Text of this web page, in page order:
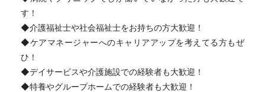
す！
◆介護福祉士や社会福祉士をお持ちの方大歓迎！
◆ケアマネージャーへのキャリアアップを考えてる方もぜ
ひ！
◆デイサービスや介護施設での経験者も大歓迎！
◆特養やグループホームでの経験者も大歓迎！